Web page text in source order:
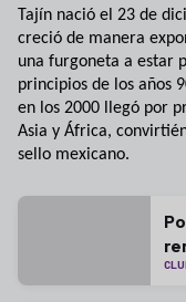
Tajín nació el 23 de
creció de manera
una furgoneta a estar
principios de los años
en los 2000 llegó por
Asia y África,
sello mexicano.